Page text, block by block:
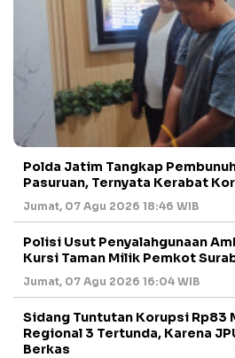
Polda Jatim Tangkap
Pasuruan, Ternyata Kerabat
Jumat, 07 Agu 2026 18:46 WIB
Polisi Usut Penyalahgunaan
Kursi Taman Milik Pemkot
Jumat, 07 Agu 2026 16:04 WIB
Sidang Tuntutan Korupsi Rp83
Regional 3 Tertunda, Karena
Berkas